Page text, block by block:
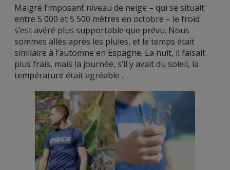
Malgré l’imposant niveau de neige – qui se situait
entre 5 000 et 5 500 mètres en octobre – le froid
s’est avéré plus supportable que prévu. Nous
sommes allés après les pluies, et le temps était
similaire à l’automne en Espagne. La nuit, il faisait
plus frais, mais la journée, s’il y avait du soleil, la
température était agréable .